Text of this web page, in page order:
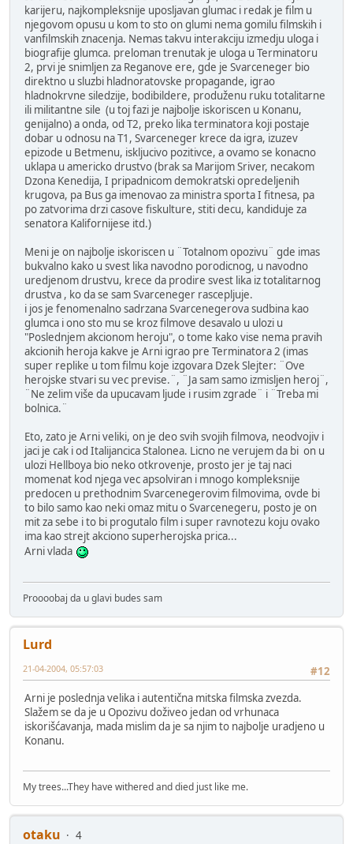
karijeru, najkompleksnije uposljavan glumac i redak je film u
njegovom opusu u kom to sto on glumi nema gomilu filmskih i
vanfilmskih znacenja. Nemas takvu interakciju izmedju uloga i
biografije glumca. preloman trenutak je uloga u Terminatoru
2, prvi je snimljen za Reganove ere, gde je Svarceneger bio
direktno u sluzbi hladnoratovske propagande, igrao
hladnokrvne siledzije, bodibildere, produženu ruku totalitarne
ili militantne sile (u toj fazi je najbolje iskoriscen u Konanu,
genijalno) a onda, od T2, preko lika terminatora koji postaje
dobar u odnosu na T1, Svarceneger krece da igra, izuzev
epizode u Betmenu, iskljucivo pozitivce, a ovamo se konacno
uklapa u americko drustvo (brak sa Marijom Sriver, necakom
Dzona Kenedija, I pripadnicom demokratski opredeljenih
krugova, pa Bus ga imenovao za ministra sporta I fitnesa, pa
po zatvorima drzi casove fiskulture, stiti decu, kandiduje za
senatora Kalifornijese itd.)
Meni je on najbolje iskoriscen u ¨Totalnom opozivu¨ gde imas
bukvalno kako u svest lika navodno porodicnog, u navodno
uredjenom drustvu, krece da prodire svest lika iz totalitarnog
drustva , ko da se sam Svarceneger rascepljuje.
i jos je fenomenalno sadrzana Svarcenegerova sudbina kao
glumca i ono sto mu se kroz filmove desavalo u ulozi u
"Poslednjem akcionom heroju", o tome kako vise nema pravih
akcionih heroja kakve je Arni igrao pre Terminatora 2 (imas
super replike u tom filmu koje izgovara Dzek Slejter: ¨Ove
herojske stvari su vec previse.¨, ¨Ja sam samo izmisljen heroj¨,
¨Ne zelim više da upucavam ljude i rusim zgrade¨ i ¨Treba mi
bolnica.¨
Eto, zato je Arni veliki, on je deo svih svojih filmova, neodvojiv i
jaci je cak i od Italijancica Stalonea. Licno ne verujem da bi on u
ulozi Hellboya bio neko otkrovenje, prosto jer je taj naci
momenat kod njega vec apsolviran i mnogo kompleksnije
predocen u prethodnim Svarcenegerovim filmovima, ovde bi
to bilo samo kao neki omaz mitu o Svarcenegeru, posto je on
mit za sebe i to bi progutalo film i super ravnotezu koju ovako
ima kao strejt akciono superherojska prica...
Arni vlada
Proooobaj da u glavi budes sam
Lurd
#12
21-04-2004, 05:57:03
Arni je poslednja velika i autentična mitska filmska zvezda.
Slažem se da je u Opozivu doživeo jedan od vrhunaca
iskorišćavanja, mada mislim da je sa njim to najbolje uradjeno u
Konanu.
My trees...They have withered and died just like me.
otaku
4